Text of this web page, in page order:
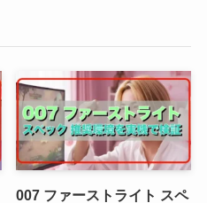
007 ファーストライト スペ